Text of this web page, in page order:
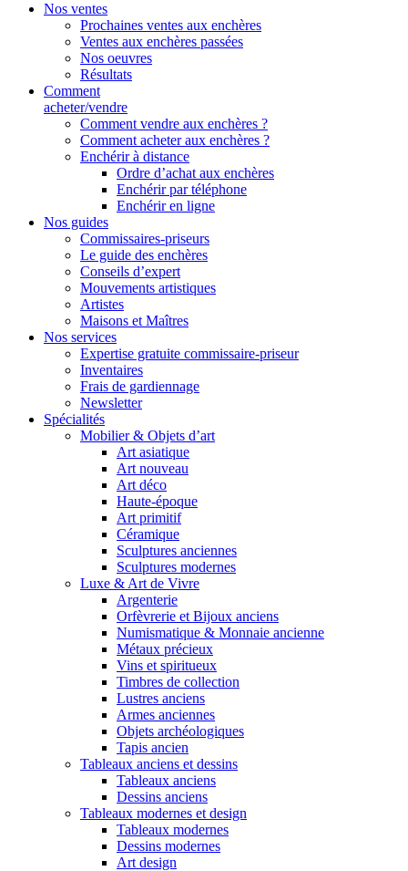
Nos ventes
Prochaines ventes aux enchères
Ventes aux enchères passées
Nos oeuvres
Résultats
Comment
acheter/vendre
Comment vendre aux enchères ?
Comment acheter aux enchères ?
Enchérir à distance
Ordre d’achat aux enchères
Enchérir par téléphone
Enchérir en ligne
Nos guides
Commissaires-priseurs
Le guide des enchères
Conseils d’expert
Mouvements artistiques
Artistes
Maisons et Maîtres
Nos services
Expertise gratuite commissaire-priseur
Inventaires
Frais de gardiennage
Newsletter
Spécialités
Mobilier & Objets d’art
Art asiatique
Art nouveau
Art déco
Haute-époque
Art primitif
Céramique
Sculptures anciennes
Sculptures modernes
Luxe & Art de Vivre
Argenterie
Orfèvrerie et Bijoux anciens
Numismatique & Monnaie ancienne
Métaux précieux
Vins et spiritueux
Timbres de collection
Lustres anciens
Armes anciennes
Objets archéologiques
Tapis ancien
Tableaux anciens et dessins
Tableaux anciens
Dessins anciens
Tableaux modernes et design
Tableaux modernes
Dessins modernes
Art design